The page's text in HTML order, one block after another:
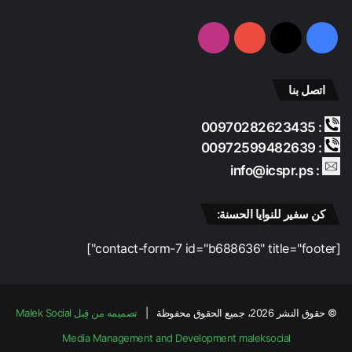
فيسبوك ‫X
‫YouTubeانستقرام
اتصل بنا
: 00970282623435
: 00972599482639
: info@icspr.ps
كن سفير للنوايا الحسنة:
[contact-form-7 id="b688636" title="footer"]
© حقوق النشر 2026، جميع الحقوق محفوظة |
تصميمه من قِبل Malek Social
Media Management and Development maleksocial